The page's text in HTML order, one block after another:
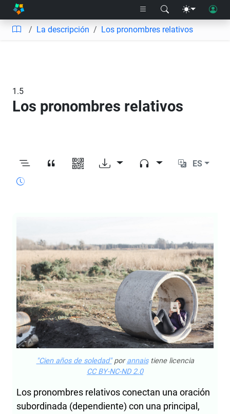
La descripción Los pronombres relativos
1.5
Los pronombres relativos
ES
"Cien años de soledad" porannaistiene licencia
CC BY-NC-ND 2.0
Los pronombres relativos conectan una oración
subordinada (dependiente) con una principal,